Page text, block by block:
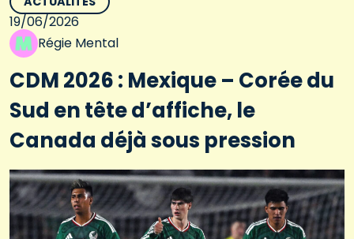
19/06/2026
Régie Mental
CDM 2026 : Mexique – Corée du
Sud en tête d’affiche, le
Canada déjà sous pression